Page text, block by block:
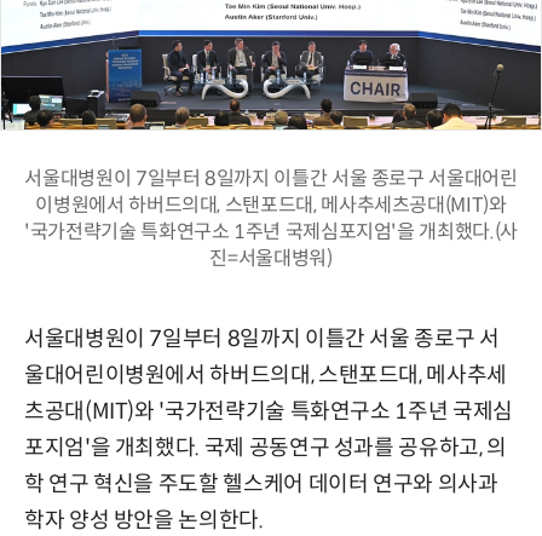
서울대병원이 7일부터 8일까지 이틀간 서울 종로구 서울대어린
이병원에서 하버드의대, 스탠포드대, 메사추세츠공대(MIT)와
'국가전략기술 특화연구소 1주년 국제심포지엄'을 개최했다.(사
진=서울대병워)
서울대병원이 7일부터 8일까지 이틀간 서울 종로구 서
울대어린이병원에서 하버드의대, 스탠포드대, 메사추세
츠공대(MIT)와 '국가전략기술 특화연구소 1주년 국제심
포지엄'을 개최했다. 국제 공동연구 성과를 공유하고, 의
학 연구 혁신을 주도할 헬스케어 데이터 연구와 의사과
학자 양성 방안을 논의한다.